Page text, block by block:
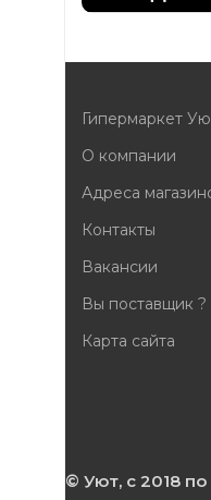
Гипермаркет
О компании
Адреса
Контакты
Вакансии
Вы поставщик ?
Карта сайта
© Уют, с 2018